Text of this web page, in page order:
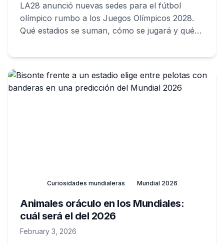
LA28 anunció nuevas sedes para el fútbol
olímpico rumbo a los Juegos Olímpicos 2028.
Qué estadios se suman, cómo se jugará y qué
Curiosidades mundialeras Mundial 2026
Animales oráculo en los Mundiales:
cuál será el del 2026
February 3, 2026